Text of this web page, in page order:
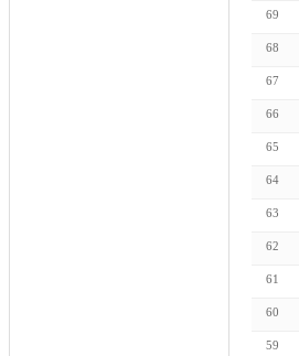
69
68
67
66
65
64
63
62
61
60
59